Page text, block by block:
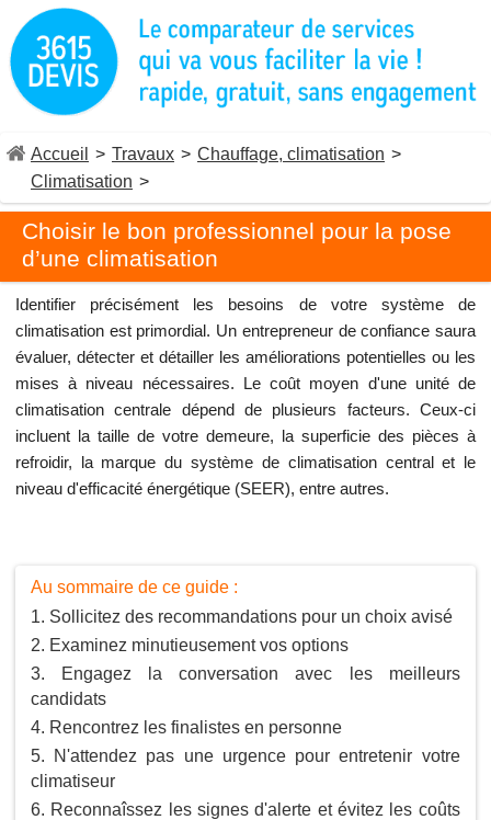
Accueil > Travaux > Chauffage, climatisation >
Climatisation >
Choisir le bon professionnel pour la pose
d’une climatisation
Identifier précisément les besoins de votre système de
climatisation est primordial. Un entrepreneur de confiance saura
évaluer, détecter et détailler les améliorations potentielles ou les
mises à niveau nécessaires. Le coût moyen d'une unité de
climatisation centrale dépend de plusieurs facteurs. Ceux-ci
incluent la taille de votre demeure, la superficie des pièces à
refroidir, la marque du système de climatisation central et le
niveau d'efficacité énergétique (SEER), entre autres.
Au sommaire de ce guide :
Sollicitez des recommandations pour un choix avisé
Examinez minutieusement vos options
Engagez la conversation avec les meilleurs
candidats
Rencontrez les finalistes en personne
N'attendez pas une urgence pour entretenir votre
climatiseur
Reconnaîssez les signes d'alerte et évitez les coûts